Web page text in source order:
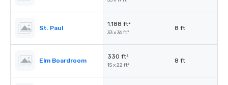
St. Paul
1.188 ft²
33 x 36 ft²
8 ft
Elm Boardroom
330 ft²
15 x 22 ft²
8 ft